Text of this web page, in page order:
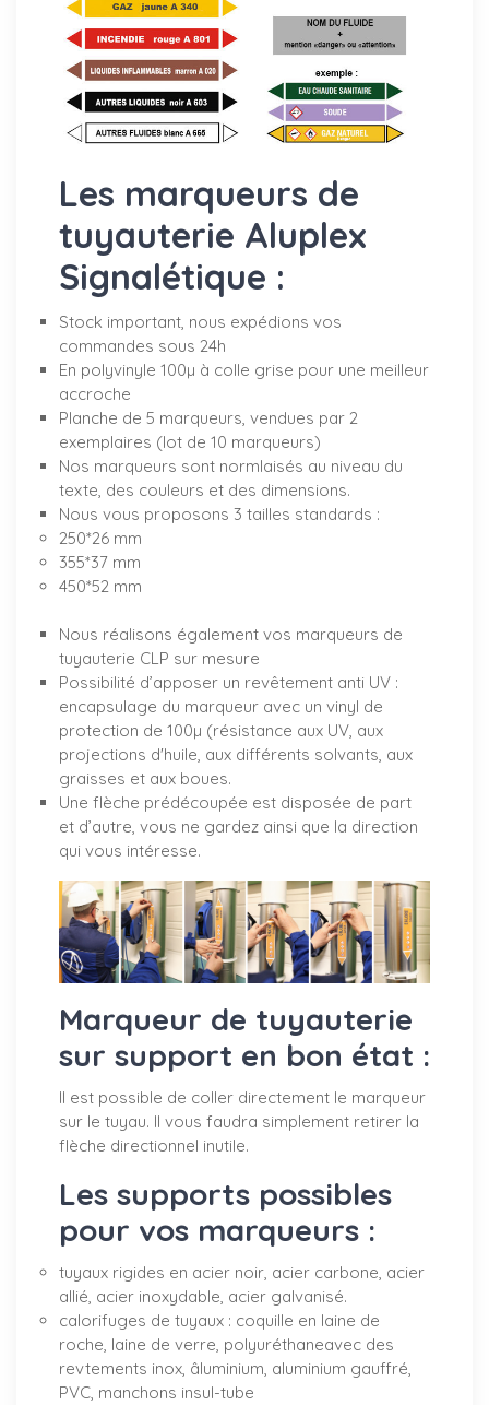
Les marqueurs de
tuyauterie Aluplex
Signalétique :
Stock important, nous expédions vos
commandes sous 24h
En polyvinyle 100µ à colle grise pour une meilleur
accroche
Planche de 5 marqueurs, vendues par 2
exemplaires (lot de 10 marqueurs)
Nos marqueurs sont normlaisés au niveau du
texte, des couleurs et des dimensions.
Nous vous proposons 3 tailles standards :
250*26 mm
355*37 mm
450*52 mm
Nous réalisons également vos marqueurs de
tuyauterie CLP sur mesure
Possibilité d’apposer un revêtement anti UV :
encapsulage du marqueur avec un vinyl de
protection de 100µ (résistance aux UV, aux
projections d'huile, aux différents solvants, aux
graisses et aux boues.
Une flèche prédécoupée est disposée de part
et d’autre, vous ne gardez ainsi que la direction
qui vous intéresse.
Marqueur de tuyauterie
sur support en bon état :
Il est possible de coller directement le marqueur
sur le tuyau. Il vous faudra simplement retirer la
flèche directionnel inutile.
Les supports possibles
pour vos marqueurs :
tuyaux rigides en acier noir, acier carbone, acier
allié, acier inoxydable, acier galvanisé.
calorifuges de tuyaux : coquille en laine de
roche, laine de verre, polyuréthaneavec des
revtements inox, âluminium, aluminium gauffré,
PVC, manchons insul-tube